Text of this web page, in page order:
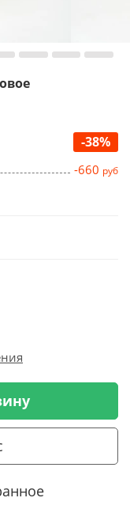
-38%
-660 руб